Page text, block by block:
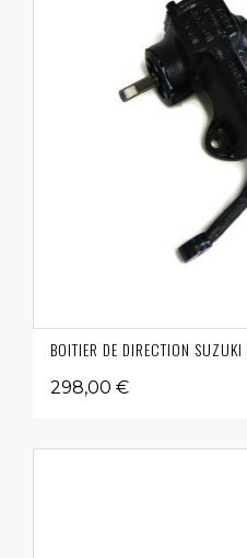
BOITIER DE DIRECTION
298,00 €